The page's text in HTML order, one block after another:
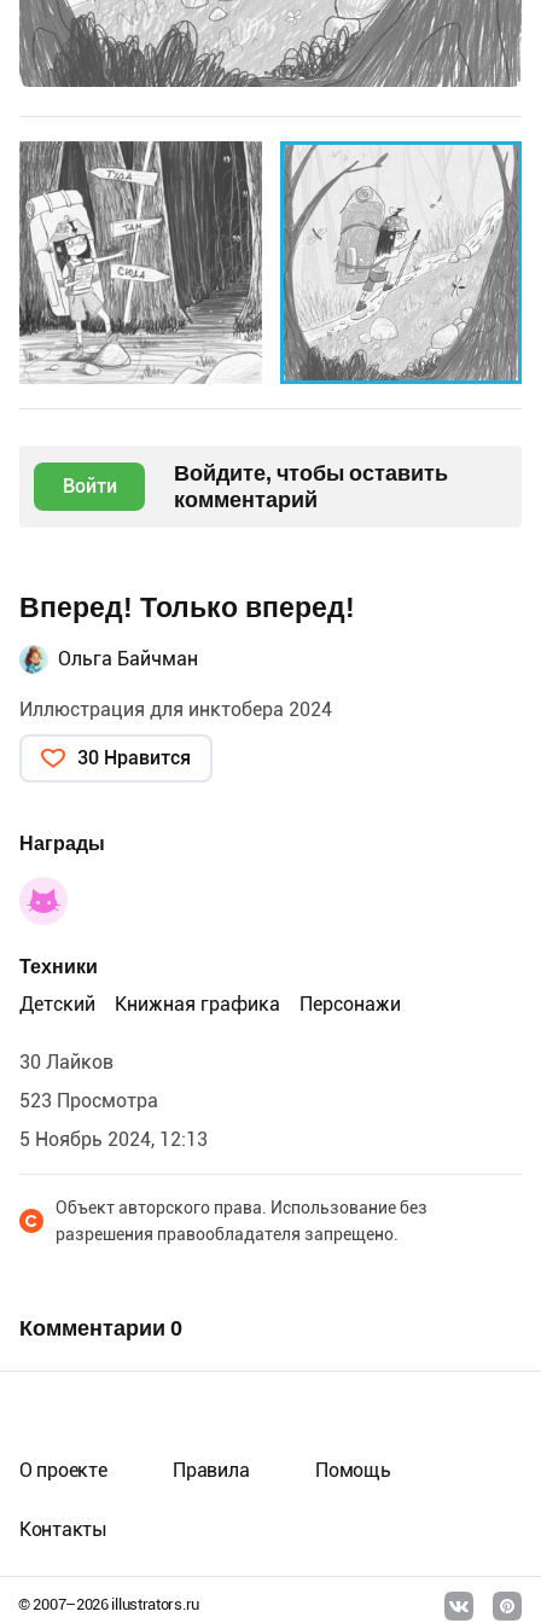
Войти
Войдите, чтобы оставить
комментарий
Вперед! Только вперед!
Ольга Байчман
Иллюстрация для инктобера 2024
30 Нравится
Награды
Техники
Детский
Книжная графика Персонажи
30 Лайков
523 Просмотра
5 Ноябрь 2024, 12:13
Объект авторского права. Использование без
разрешения правообладателя запрещено.
Комментарии 0
© 2007–2026illustrators.ru
О проекте Правила Помощь
Контакты